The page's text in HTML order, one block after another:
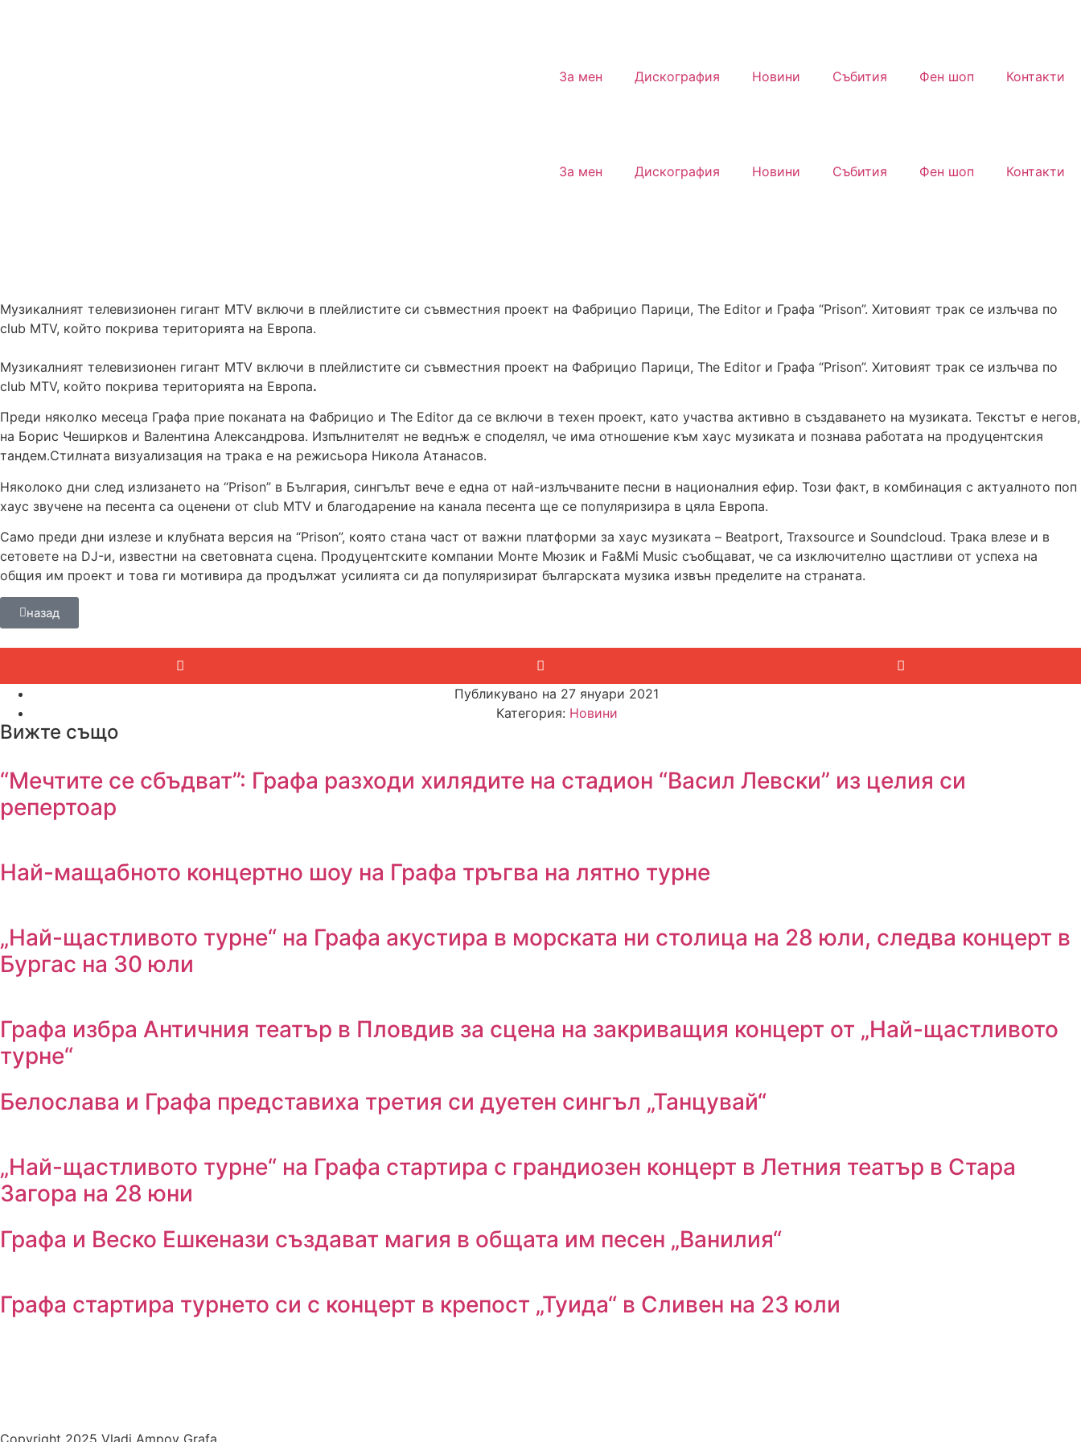
За мен Дискография Новини Събития Фен шоп Контакти
За мен Дискография Новини Събития Фен шоп Контакти
Музикалният телевизионен гигант MTV включи в плейлистите си съвместния проект на Фабрицио Парици, The Editor и Графа “Prison”. Хитовият трак се излъчва по
club MTV, който покрива територията на Европа.
Музикалният телевизионен гигант MTV включи в плейлистите си съвместния проект на Фабрицио Парици, The Editor и Графа “Prison”. Хитовият трак се излъчва по
club MTV, който покрива територията на Европа.
Преди няколко месеца Графа прие поканата на Фабрицио и The Editor да се включи в техен проект, като участва активно в създаването на музиката. Текстът е негов,
на Борис Чеширков и Валентина Александрова. Изпълнителят не веднъж е споделял, че има отношение към хаус музиката и познава работата на продуцентския
тандем.Стилната визуализация на трака е на режисьора Никола Атанасов.
Няколоко дни след излизането на “Prison” в България, сингълът вече е една от най-излъчваните песни в националния ефир. Този факт, в комбинация с актуалното поп
хаус звучене на песента са оценени от club MTV и благодарение на канала песента ще се популяризира в цяла Европа.
Само преди дни излезе и клубната версия на “Prison”, която стана част от важни платформи за хаус музиката – Beatport, Traxsource и Soundcloud. Трака влезе и в
сетовете на DJ-и, известни на световната сцена. Продуцентските компании Монте Мюзик и Fa&Mi Music съобщават, че са изключително щастливи от успеха на
общия им проект и това ги мотивира да продължат усилията си да популяризират българската музика извън пределите на страната.
назад
Публикувано на 27 януари 2021
Категория: Новини
Вижте също
“Мечтите се сбъдват”: Графа разходи хилядите на стадион “Васил Левски” из целия си
репертоар
Най-мащабното концертно шоу на Графа тръгва на лятно турне
„Най-щастливото турне“ на Графа акустира в морската ни столица на 28 юли, следва концерт в
Бургас на 30 юли
Графа избра Античния театър в Пловдив за сцена на закриващия концерт от „Най-щастливото
турне“
Белослава и Графа представиха третия си дуетен сингъл „Танцувай“
„Най-щастливото турне“ на Графа стартира с грандиозен концерт в Летния театър в Стара
Загора на 28 юни
Графа и Веско Ешкенази създават магия в общата им песен „Ванилия“
Графа стартира турнето си с концерт в крепост „Туида“ в Сливен на 23 юли
Copyright 2025 Vladi Ampov Grafa